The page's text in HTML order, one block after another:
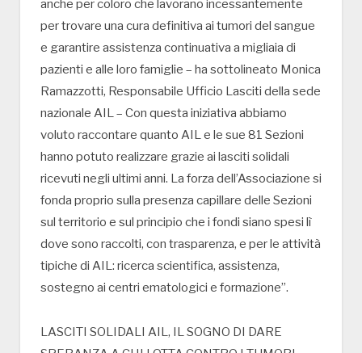
anche per coloro che lavorano incessantemente
per trovare una cura definitiva ai tumori del sangue
e garantire assistenza continuativa a migliaia di
pazienti e alle loro famiglie – ha sottolineato Monica
Ramazzotti, Responsabile Ufficio Lasciti della sede
nazionale AIL – Con questa iniziativa abbiamo
voluto raccontare quanto AIL e le sue 81 Sezioni
hanno potuto realizzare grazie ai lasciti solidali
ricevuti negli ultimi anni. La forza dell’Associazione si
fonda proprio sulla presenza capillare delle Sezioni
sul territorio e sul principio che i fondi siano spesi lì
dove sono raccolti, con trasparenza, e per le attività
tipiche di AIL: ricerca scientifica, assistenza,
sostegno ai centri ematologici e formazione”.
LASCITI SOLIDALI AIL, IL SOGNO DI DARE